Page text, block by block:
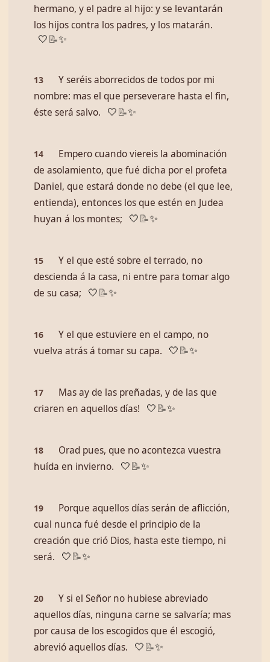
hermano, y el padre al hijo: y se levantarán
los hijos contra los padres, y los matarán.
🤍 📝✨
13
Y seréis aborrecidos de todos por mi
nombre: mas el que perseverare hasta el fin,
éste será salvo.
🤍 📝✨
14
Empero cuando viereis la abominación
de asolamiento, que fué dicha por el profeta
Daniel, que estará donde no debe (el que lee,
entienda), entonces los que estén en Judea
huyan á los montes;
🤍 📝✨
15
Y el que esté sobre el terrado, no
descienda á la casa, ni entre para tomar algo
de su casa;
🤍 📝✨
16
Y el que estuviere en el campo, no
vuelva atrás á tomar su capa.
🤍 📝✨
17
Mas ­ay de las preñadas, y de las que
criaren en aquellos días!
🤍 📝✨
18
Orad pues, que no acontezca vuestra
huída en invierno.
🤍 📝✨
19
Porque aquellos días serán de aflicción,
cual nunca fué desde el principio de la
creación que crió Dios, hasta este tiempo, ni
será.
🤍 📝✨
20
Y si el Señor no hubiese abreviado
aquellos días, ninguna carne se salvaría; mas
por causa de los escogidos que él escogió,
abrevió aquellos días.
🤍 📝✨